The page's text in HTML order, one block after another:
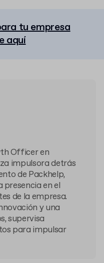
tu empresa
aquí
Officer en
impulsora detrás
de Packhelp,
presencia en el
de la empresa.
y una
supervisa
para impulsar